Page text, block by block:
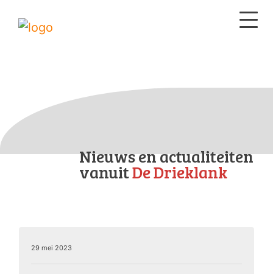
Nieuws en actualiteiten
vanuitDe Drieklank
29 mei 2023